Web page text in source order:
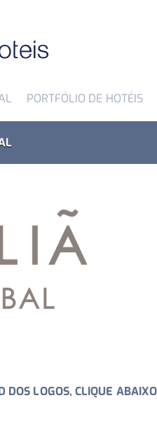
PORTFÓLIO DE HOTÉIS
DOS LOGOS, CLIQUE